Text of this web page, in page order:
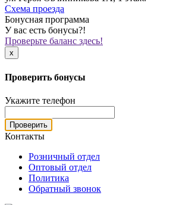
Схема проезда
Бонусная программа
У вас есть бонусы?!
Проверьте баланс здесь!
x
Проверить бонусы
Укажите телефон
Проверить
Контакты
Розничный отдел
Оптовый отдел
Политика
Обратный звонок